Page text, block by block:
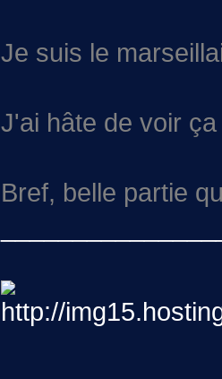
Je suis le
J'ai hâte de voir
Bref, belle partie